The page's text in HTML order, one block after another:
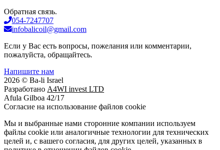
Обратная связь.
054-7247707
infobalicoil@gmail.com
Если у Вас есть вопросы, пожелания или комментарии,
пожалуйста, обращайтесь.
Напишите нам
2026 © Ba-li Israel
Разработано A4WI invest LTD
Afula Gilboa 42/17
Cогласие на использование файлов cookie
Мы и выбранные нами сторонние компании используем
файлы cookie или аналогичные технологии для технических
целей и, с вашего согласия, для других целей, указанных в